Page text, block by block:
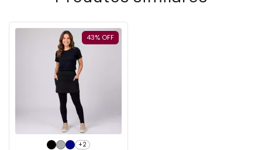
43% OFF
+2